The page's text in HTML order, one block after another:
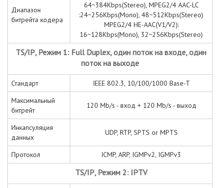
Диапазон
битрейта кодера
64~384Kbps(Stereo), MPEG2/4 AAC-LC
:24~256Kbps(Mono), 48~512Kbps(Stereo)
MPEG2/4 HE-AAC(V1/V2):
16~128Kbps(Mono), 32~256Kbps(Stereo)
TS/IP, Режим 1: Full Duplex, один поток на входе, один
поток на выходе
Стандарт
IEEE 802.3, 10/100/1000 Base-T
Максимальный
битрейт
120 Mb/s - вход + 120 Mb/s - выход
Инкапсуляция
данных
UDP, RTP, SPTS or MPTS
Протокол ICMP, ARP, IGMPv2, IGMPv3
TS/IP, Режим 2: IPTV